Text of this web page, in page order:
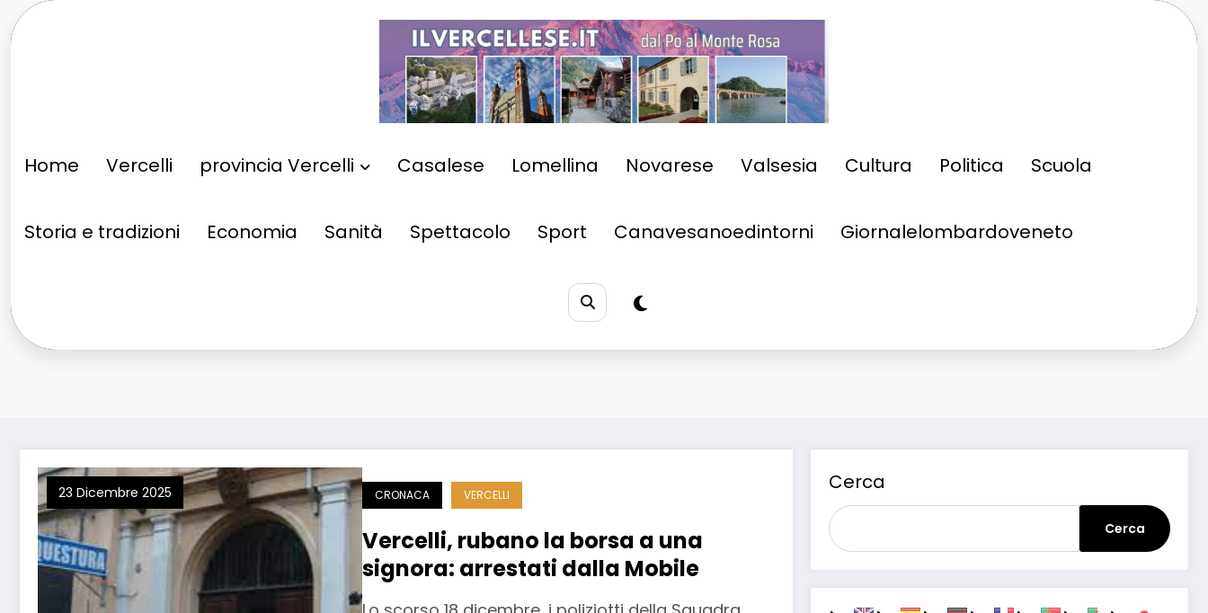
al
Home Vercelli provincia Vercelli Casalese Lomellina Novarese Valsesia Cultura Politica Scuola
Storia e tradizioni Economia Sanità Spettacolo Sport Canavesanoedintorni Giornalelombardoveneto
23 Dicembre 2025 CRONACA VERCELLI
Vercelli, rubano la borsa a una
signora: arrestati dalla Mobile
Cerca
Cerca